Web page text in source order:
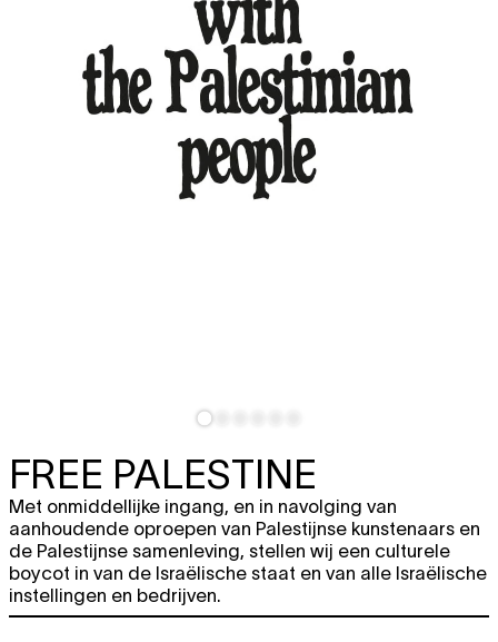
FREE PALESTINE
Met onmiddellijke ingang, en in navolging van
aanhoudende oproepen van Palestijnse kunstenaars en
de Palestijnse samenleving, stellen wij een culturele
boycot in van de Israëlische staat en van alle Israëlische
instellingen en bedrijven.